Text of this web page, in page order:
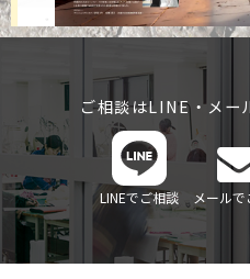
ご相談はLINE・メー
LINEでご相談 メール